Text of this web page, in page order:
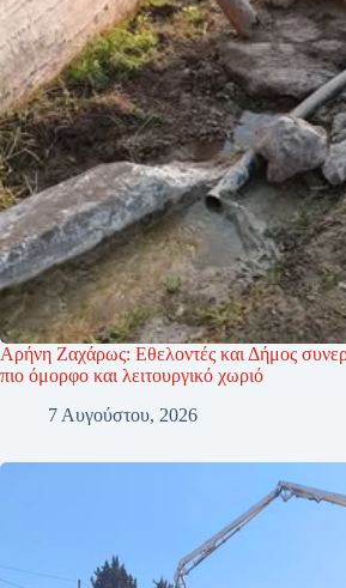
Αρήνη Ζαχάρως: Εθελοντές και Δήμος
πιο όμορφο και λειτουργικό χωριό
7 Αυγούστου, 2026